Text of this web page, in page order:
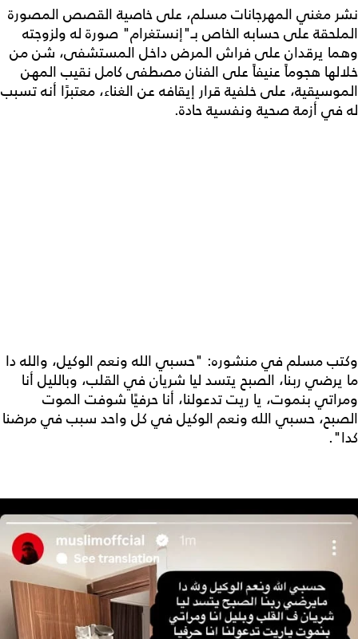
نشر مغني المهرجانات مسلم، على خاصية القصص المصورة
الملحقة على حسابه الخاص بـ"إنستغرام" صورة له ولزوجته
وهما يرقدان على فراش المرض داخل المستشفى، شن من
خلالها هجوماً عنيفاً على الفنان مصطفى كامل نقيب المهن
الموسيقية، على خلفية قرار إيقافه عن الغناء، معتبرًا أنه تسبب
له في أزمة صحية ونفسية حادة.
وكتب مسلم في منشوره: "حسبي الله ونعم الوكيل، والله دا
ما يرضي ربنا، الصبح يتسد ليا شريان في القلب، وبالليل أنا
ومراتي بنموت، يا ريت تدعولنا، أنا حرفيًا شوفت الموت
الصبح، حسبي الله ونعم الوكيل في كل واحد سبب في مرضنا
كدا".